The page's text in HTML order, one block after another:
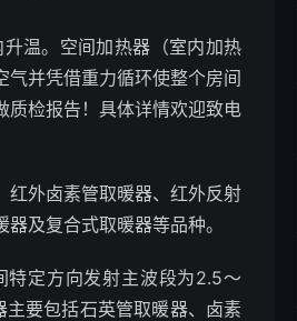
温。空间加热器（室内加热
并凭借重力循环使整个房间
质检报告！具体详情欢迎致电
红外卤素管取暖器、红外反射
及复合式取暖器等品种。
特定方向发射主波段为2.5～
要包括石英管取暖器、卤素